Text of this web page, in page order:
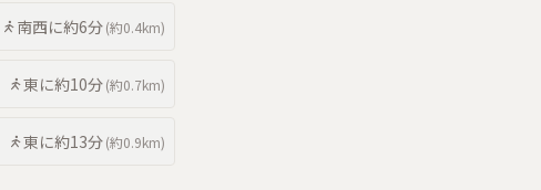
南西に約6分(約0.4km)
東に約10分(約0.7km)
東に約13分(約0.9km)